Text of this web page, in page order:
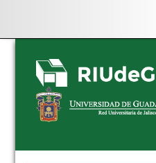
Skip
navigation